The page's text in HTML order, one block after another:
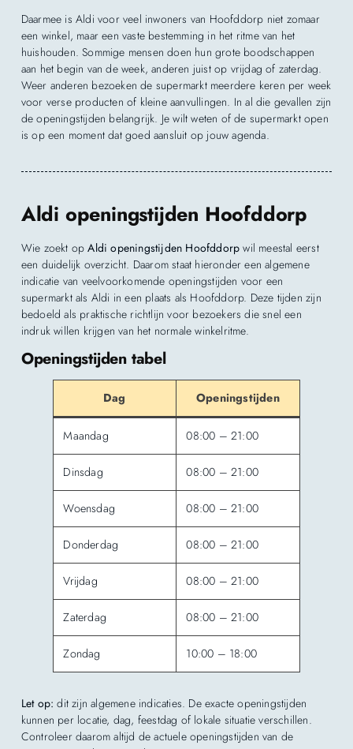
Daarmee is Aldi voor veel inwoners van Hoofddorp niet zomaar
een winkel, maar een vaste bestemming in het ritme van het
huishouden. Sommige mensen doen hun grote boodschappen
aan het begin van de week, anderen juist op vrijdag of zaterdag.
Weer anderen bezoeken de supermarkt meerdere keren per week
voor verse producten of kleine aanvullingen. In al die gevallen zijn
de openingstijden belangrijk. Je wilt weten of de supermarkt open
is op een moment dat goed aansluit op jouw agenda.
Aldi openingstijden Hoofddorp
Wie zoekt opAldi openingstijden Hoofddorp wil meestal eerst
een duidelijk overzicht. Daarom staat hieronder een algemene
indicatie van veelvoorkomende openingstijden voor een
supermarkt als Aldi in een plaats als Hoofddorp. Deze tijden zijn
bedoeld als praktische richtlijn voor bezoekers die snel een
indruk willen krijgen van het normale winkelritme.
Openingstijden tabel
Dag Openingstijden
Maandag 08:00 – 21:00
Dinsdag 08:00 – 21:00
Woensdag 08:00 – 21:00
Donderdag 08:00 – 21:00
Vrijdag 08:00 – 21:00
Zaterdag 08:00 – 21:00
Zondag 10:00 – 18:00
Let op: dit zijn algemene indicaties. De exacte openingstijden
kunnen per locatie, dag, feestdag of lokale situatie verschillen.
Controleer daarom altijd de actuele openingstijden van de